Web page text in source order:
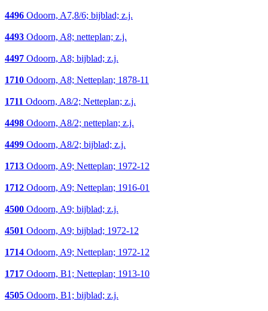
4496 Odoorn, A7,8/6; bijblad; z.j.
4493 Odoorn, A8; netteplan; z.j.
4497 Odoorn, A8; bijblad; z.j.
1710 Odoorn, A8; Netteplan; 1878-11
1711 Odoorn, A8/2; Netteplan; z.j.
4498 Odoorn, A8/2; netteplan; z.j.
4499 Odoorn, A8/2; bijblad; z.j.
1713 Odoorn, A9; Netteplan; 1972-12
1712 Odoorn, A9; Netteplan; 1916-01
4500 Odoorn, A9; bijblad; z.j.
4501 Odoorn, A9; bijblad; 1972-12
1714 Odoorn, A9; Netteplan; 1972-12
1717 Odoorn, B1; Netteplan; 1913-10
4505 Odoorn, B1; bijblad; z.j.